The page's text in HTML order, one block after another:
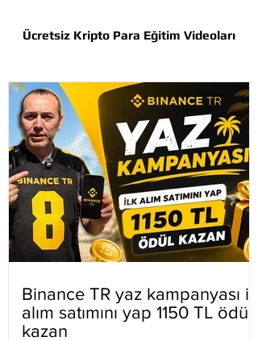
Ücretsiz Kripto Para Eğitim Videoları
Binance TR yaz kampanyası ilk
alım satımını yap 1150 TL ödül
kazan